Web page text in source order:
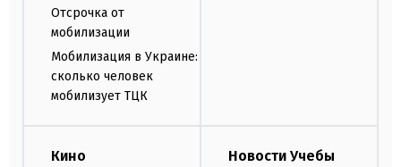
Отсрочка от
мобилизации
Мобилизация в Украине:
сколько человек
мобилизует ТЦК
Кино Новости Учебы